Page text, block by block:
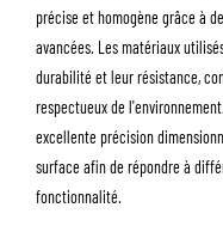
précise et homogène grâce à
avancées. Les matériaux
durabilité et leur résistance,
respectueux de
excellente précision
surface afin de répondre à
fonctionnalité.